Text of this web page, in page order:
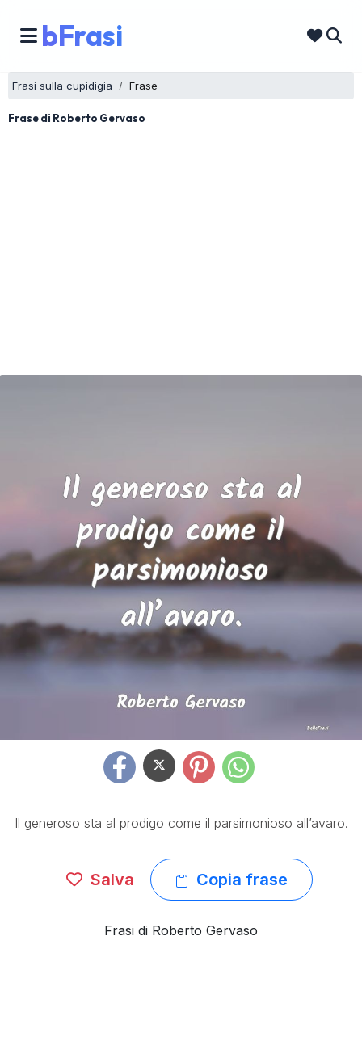
bFrasi
Frasi sulla cupidigia Frase
Frase di Roberto Gervaso
Il generoso sta al prodigo come il parsimonioso all’avaro.
Salva Copia frase
Frasi di Roberto Gervaso